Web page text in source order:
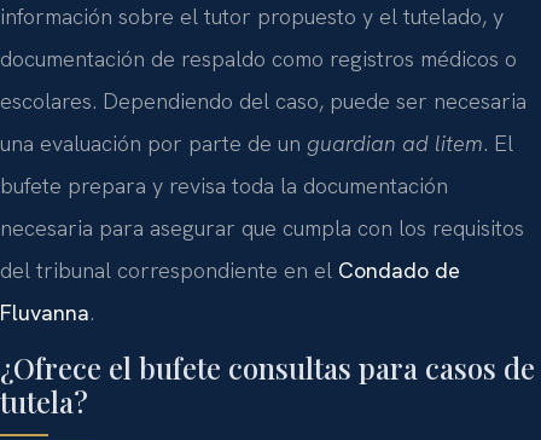
información sobre el tutor propuesto y el tutelado, y
documentación de respaldo como registros médicos o
escolares. Dependiendo del caso, puede ser necesaria
una evaluación por parte de un guardian ad litem. El
bufete prepara y revisa toda la documentación
necesaria para asegurar que cumpla con los requisitos
del tribunal correspondiente en el Condado de
Fluvanna.
¿Ofrece el bufete consultas para casos de
tutela?